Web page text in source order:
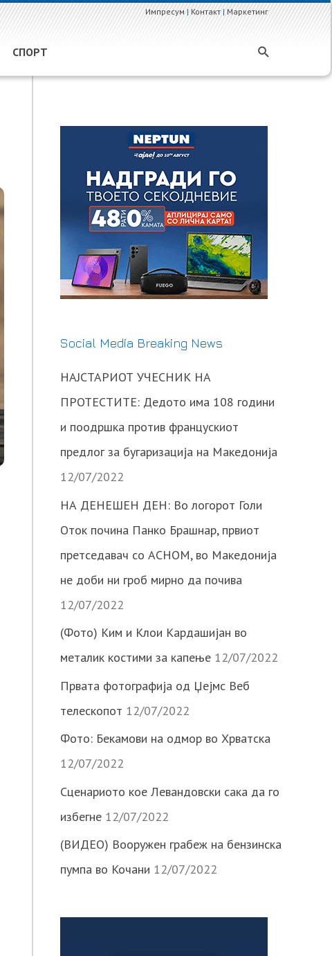
Импресум|Контакт|Маркетинг
СПОРТ
Social Media Breaking News
НАЈСТАРИОТ УЧЕСНИК НА
ПРОТЕСТИТЕ: Дедото има 108 години
и поодршка против францускиот
предлог за бугаризација на Македонија
12/07/2022
НА ДЕНЕШЕН ДЕН: Во логорот Голи
Оток почина Панко Брашнар, првиот
претседавач со АСНОМ, во Македонија
не доби ни гроб мирно да почива
12/07/2022
(Фото) Ким и Клои Кардашијан во
металик костими за капење 12/07/2022
Првата фотографија од Џејмс Веб
телескопот 12/07/2022
Фото: Бекамови на одмор во Хрватска
12/07/2022
Сценариото кое Левандовски сака да го
избегне 12/07/2022
(ВИДЕО) Вооружен грабеж на бензинска
пумпа во Кочани 12/07/2022